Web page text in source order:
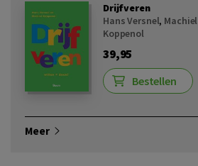
Drijfveren
Hans Versnel, Machiel
Koppenol
39,95
Bestellen
Meer